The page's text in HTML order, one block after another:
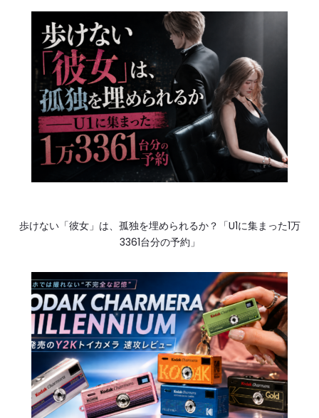
歩けない「彼女」は、孤独を埋められるか？「U1に集まった1万
3361台分の予約」